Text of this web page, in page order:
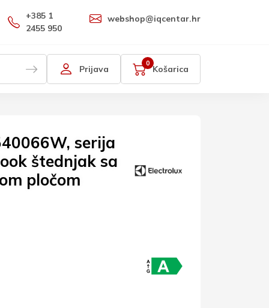
+385 1
2455 950
webshop@iqcentar.hr
Prijava Košarica
0
serija
štednjak sa
pločom